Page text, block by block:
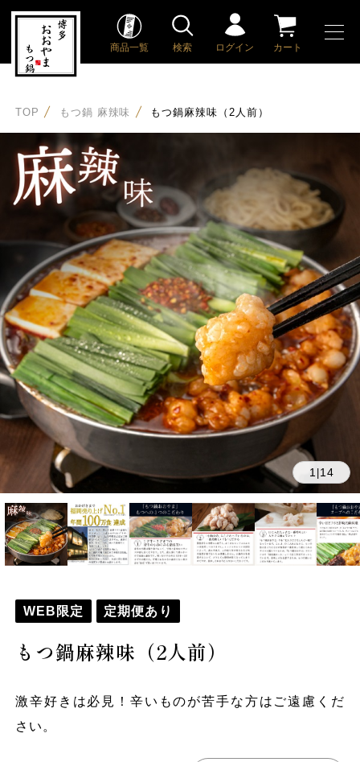
商品一覧 検索 ログイン カート
TOP もつ鍋 麻辣味 もつ鍋麻辣味（2人前）
1 |14
WEB限定 定期便あり
もつ鍋麻辣味（2人前）
激辛好きは必見！辛いものが苦手な方はご遠慮くだ
さい。